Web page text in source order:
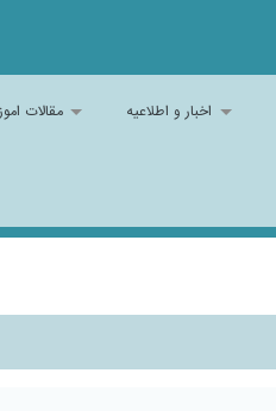
اخبار و اطلاعیه مقالات